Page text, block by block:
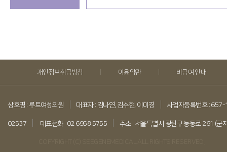
개인정보취급방침 이용약관 비급여 안내
상호명 : 루트여성의원 대표자 : 김나연, 김수현, 이미경 사업자등록번호 :
02537 대표전화 : 02.6958.5755 주소 : 서울특별시 광진구 능동로 261 (군